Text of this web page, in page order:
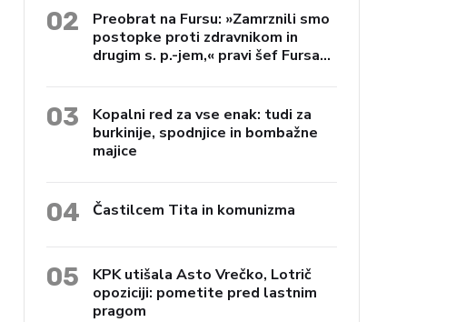
02
Preobrat na Fursu: »Zamrznili smo
postopke proti zdravnikom in
drugim s. p.-jem,« pravi šef Fursa
03
Kopalni red za vse enak: tudi za
burkinije, spodnjice in bombažne
majice
04 Častilcem Tita in komunizma
05
KPK utišala Asto Vrečko, Lotrič
opoziciji: pometite pred lastnim
pragom